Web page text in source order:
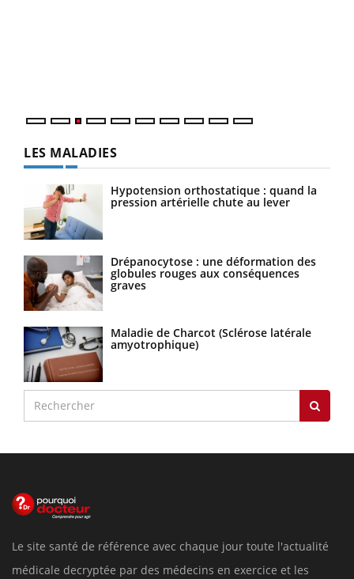
LES MALADIES
Hypotension orthostatique : quand la
pression artérielle chute au lever
Drépanocytose : une déformation des
globules rouges aux conséquences
graves
Maladie de Charcot (Sclérose latérale
amyotrophique)
Le site santé de référence avec chaque jour toute l'actualité
médicale decryptée par des médecins en exercice et les